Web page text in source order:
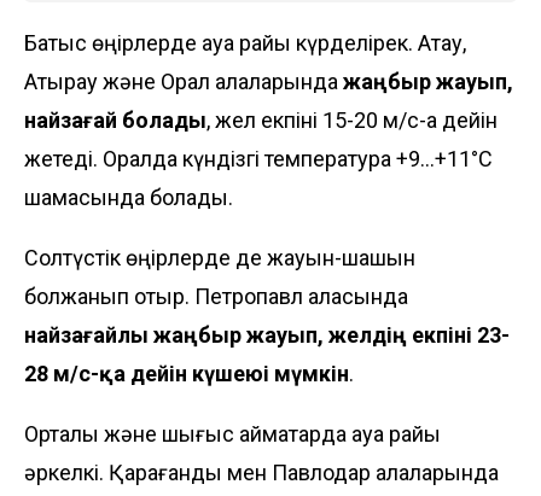
Батыс өңірлерде ауа райы күрделірек. Ақтау,
Атырау және Орал қалаларында жаңбыр жауып,
найзағай болады, жел екпіні 15-20 м/с-қа дейін
жетеді. Оралда күндізгі температура +9...+11°C
шамасында болады.
Солтүстік өңірлерде де жауын-шашын
болжанып отыр. Петропавл қаласында
найзағайлы жаңбыр жауып, желдің екпіні 23-
28 м/с-қа дейін күшеюі мүмкін.
Орталық және шығыс аймақтарда ауа райы
әркелкі. Қарағанды мен Павлодар қалаларында